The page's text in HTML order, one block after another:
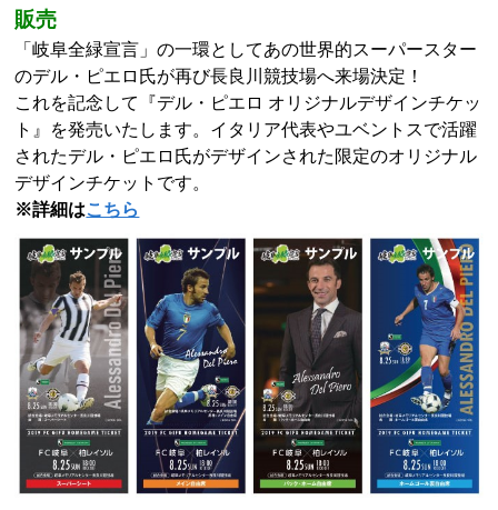
販売
「岐阜全緑宣言」の一環としてあの世界的スーパースター
のデル・ピエロ氏が再び長良川競技場へ来場決定！
これを記念して『デル・ピエロ オリジナルデザインチケッ
ト』を発売いたします。イタリア代表やユベントスで活躍
されたデル・ピエロ氏がデザインされた限定のオリジナル
デザインチケットです。
※詳細はこちら